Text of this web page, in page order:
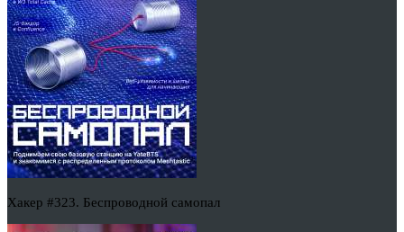
Хакер #323. Беспроводной самопал